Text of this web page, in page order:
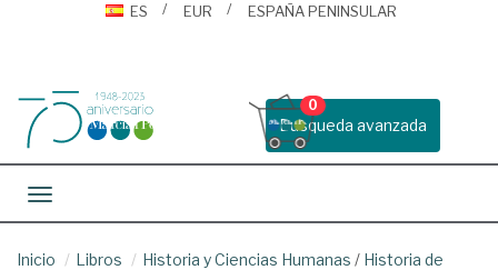
ES
EUR ESPAÑA PENINSULAR
Busqueda avanzada
0
Toggle navigation
Inicio Libros Historia y Ciencias Humanas / Historia de